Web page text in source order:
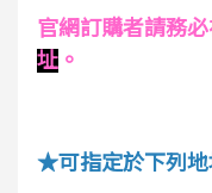
官網訂購者請務
址 。
★可指定於下列